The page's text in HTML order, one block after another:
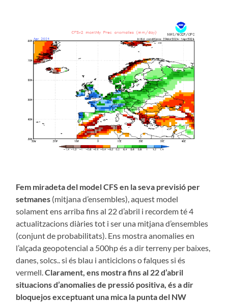
Fem miradeta del model CFS en la seva previsió per
setmanes (mitjana d’ensembles), aquest model
solament ens arriba fins al 22 d’abril i recordem té 4
actualitzacions diàries tot i ser una mitjana d’ensembles
(conjunt de probabilitats). Ens mostra anomalies en
l’alçada geopotencial a 500hp és a dir terreny per baixes,
danes, solcs.. si és blau i anticiclons o falques si és
vermell.Clarament, ens mostra fins al 22 d’abril
situacions d’anomalies de pressió positiva, és a dir
bloquejos exceptuant una mica la punta del NW